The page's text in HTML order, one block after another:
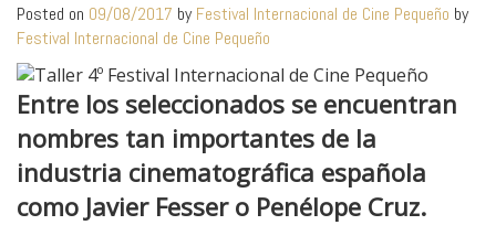
Posted on 09/08/2017 byFestival Internacional de Cine Pequeño by
Festival Internacional de Cine Pequeño
Entre los seleccionados se encuentran
nombres tan importantes de la
industria cinematográfica española
como Javier Fesser o Penélope Cruz.